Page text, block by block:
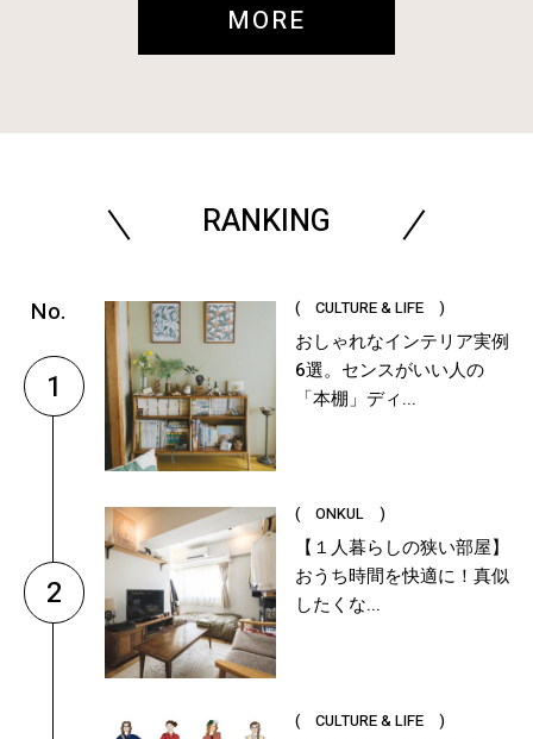
MORE
RANKING
1
( CULTURE & LIFE )
おしゃれなインテリア実例
6選。センスがいい人の
「本棚」ディ...
2
( ONKUL )
【１人暮らしの狭い部屋】
おうち時間を快適に！真似
したくな...
( CULTURE & LIFE )